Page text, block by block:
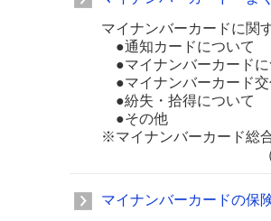
マイナンバーカードに関
●通知カードについて
●マイナンバーカードに
●マイナンバーカード交
●紛失・拾得について
●その他
※マイナンバーカード総
（新しいウイ
マイナンバーカードの保